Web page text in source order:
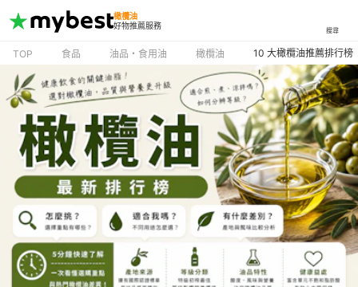
橄欖油
好物推薦服務
搜尋
TOP 食品 油品・食用油 橄欖油 10 大橄欖油推薦排行榜